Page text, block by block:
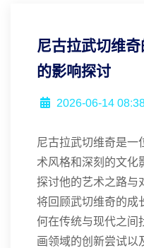
尼古拉武切维
的影响探讨
2026-06-14
尼古拉武切维奇是一
术风格和深刻的文化
探讨他的艺术之路与
将回顾武切维奇的成
何在传统与现代之间
画领域的创新尝试以